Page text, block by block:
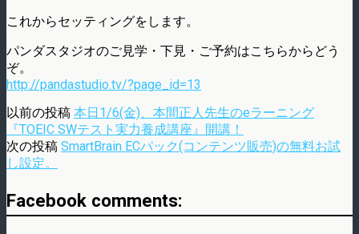
これからセッティングをします。
パンダスタジオのご見学・下見・ご予約はこちらからどう
ぞ。
http://pandastudio.tv/?page_id=13
以前の投稿 本日1/6(金)、本間正人先生のeラーニング
『TOEIC SWテスト実力養成講座』開講！
次の投稿 SmartBrain ECパック(コンテンツ販売)の無料お試
し設定。
Facebook comments: